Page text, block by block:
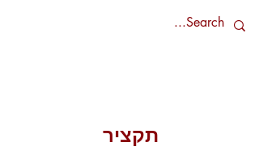
תקציר